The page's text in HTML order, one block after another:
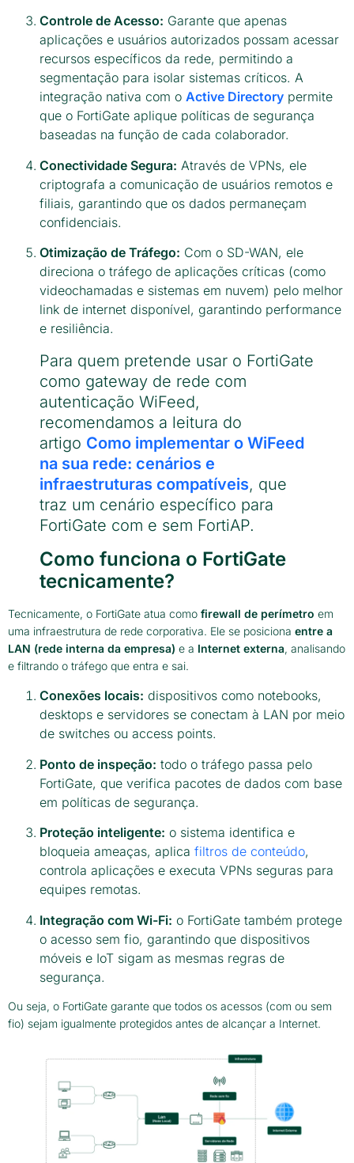
Controle de Acesso: Garante que apenas
aplicações e usuários autorizados possam acessar
recursos específicos da rede, permitindo a
segmentação para isolar sistemas críticos. A
integração nativa com o Active Directory permite
que o FortiGate aplique políticas de segurança
baseadas na função de cada colaborador.
Conectividade Segura: Através de VPNs, ele
criptografa a comunicação de usuários remotos e
filiais, garantindo que os dados permaneçam
confidenciais.
Otimização de Tráfego: Com o SD-WAN, ele
direciona o tráfego de aplicações críticas (como
videochamadas e sistemas em nuvem) pelo melhor
link de internet disponível, garantindo performance
e resiliência.
Para quem pretende usar o FortiGate
como gateway de rede com
autenticação WiFeed,
recomendamos a leitura do
artigo Como implementar o WiFeed
na sua rede: cenários e
infraestruturas compatíveis, que
traz um cenário específico para
FortiGate com e sem FortiAP.
Como funciona o FortiGate
tecnicamente?
Tecnicamente, o FortiGate atua como firewall de perímetro em
uma infraestrutura de rede corporativa. Ele se posiciona entre a
LAN (rede interna da empresa) e a Internet externa, analisando
e filtrando o tráfego que entra e sai.
Conexões locais: dispositivos como notebooks,
desktops e servidores se conectam à LAN por meio
de switches ou access points.
Ponto de inspeção: todo o tráfego passa pelo
FortiGate, que verifica pacotes de dados com base
em políticas de segurança.
Proteção inteligente: o sistema identifica e
bloqueia ameaças, aplica filtros de conteúdo,
controla aplicações e executa VPNs seguras para
equipes remotas.
Integração com Wi-Fi: o FortiGate também protege
o acesso sem fio, garantindo que dispositivos
móveis e IoT sigam as mesmas regras de
segurança.
Ou seja, o FortiGate garante que todos os acessos (com ou sem
fio) sejam igualmente protegidos antes de alcançar a Internet.